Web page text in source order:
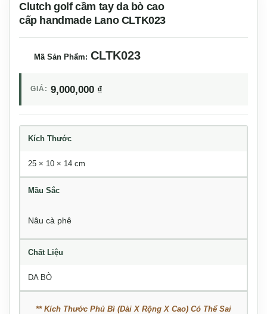
Clutch golf cầm tay da bò cao
cấp handmade Lano CLTK023
Mã Sản Phẩm: CLTK023
GIÁ: 9,000,000 ₫
Kích Thước
25 × 10 × 14 cm
Mầu Sắc
Nâu cà phê
Chất Liệu
DA BÒ
** Kích Thước Phủ Bì (Dài X Rộng X Cao) Có Thể Sai